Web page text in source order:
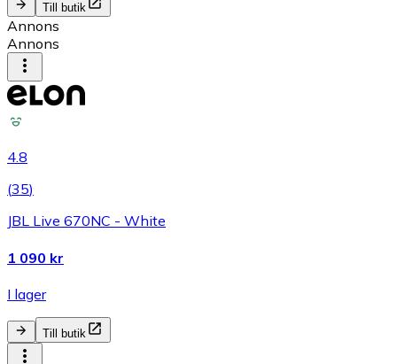
Till butik
Annons
Annons
4.8
(35)
JBL Live 670NC - White
1 090 kr
I lager
Till butik